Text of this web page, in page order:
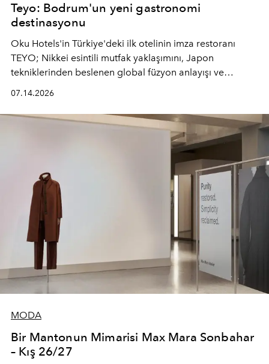
Teyo: Bodrum'un yeni gastronomi
destinasyonu
Oku Hotels'in Türkiye'deki ilk otelinin imza restoranı
TEYO; Nikkei esintili mutfak yaklaşımını, Japon
tekniklerinden beslenen global füzyon anlayışı ve
07.14.2026
MODA
Bir Mantonun Mimarisi Max Mara Sonbahar
– Kış 26/27